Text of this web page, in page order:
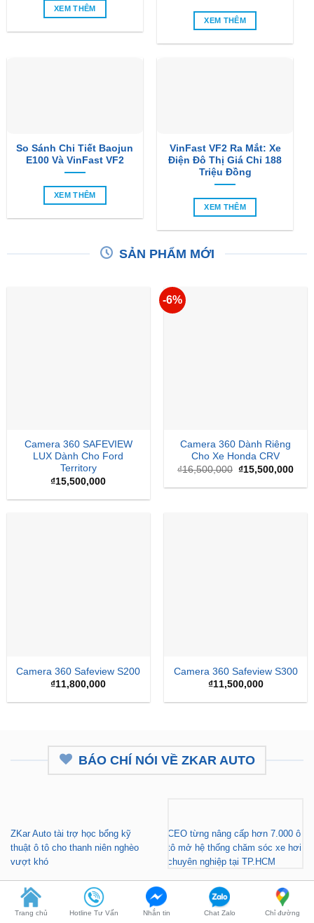
XEM THÊM
XEM THÊM
So Sánh Chi Tiết Baojun
E100 Và VinFast VF2
XEM THÊM
VinFast VF2 Ra Mắt: Xe
Điện Đô Thị Giá Chỉ 188
Triệu Đồng
XEM THÊM
SẢN PHẨM MỚI
Camera 360 SAFEVIEW
LUX Dành Cho Ford
Territory
₫15,500,000
-6%
Camera 360 Dành Riêng
Cho Xe Honda CRV
₫16,500,000 Giá
là:
₫15,500,000Giá
tại
Camera 360 Safeview S200
₫11,800,000
Camera 360 Safeview S300
₫11,500,000
BÁO CHÍ NÓI VỀ ZKAR AUTO
ZKar Auto tài trợ học bổng kỹ
thuật ô tô cho thanh niên nghèo
vượt khó
CEO từng nâng cấp hơn 7.000 ô
tô mở hệ thống chăm sóc xe hơi
chuyên nghiệp tại TP.HCM
Trang chủ Hotline Tư Vấn Nhắn tin Chat Zalo Chỉ đường